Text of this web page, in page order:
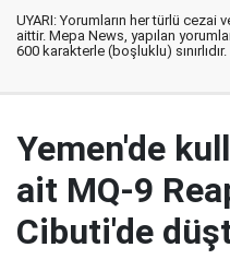
UYARI: Yorumların her türlü
aittir. Mepa News, yapılan
600 karakterle (boşluklu) sınırlıdır.
Yemen'de
ait MQ-9
Cibuti'de